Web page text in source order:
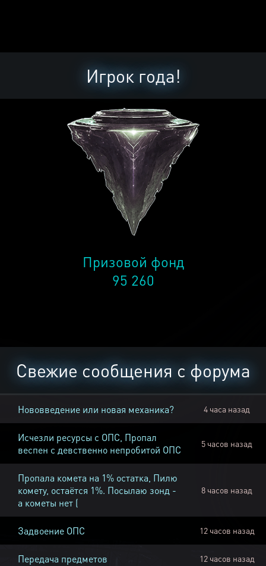
Игрок года!
Призовой фонд
95 260
Свежие сообщения с форума
Нововведение или новая механика? 4 часа назад
Исчезли ресурсы с ОПС, Пропал
веспен с девственно непробитой ОПС
5 часов назад
Пропала комета на 1% остатка, Пилю
комету, остаётся 1%. Посылаю зонд -
а кометы нет (
8 часов назад
Задвоение ОПС 12 часов назад
Передача предметов 12 часов назад